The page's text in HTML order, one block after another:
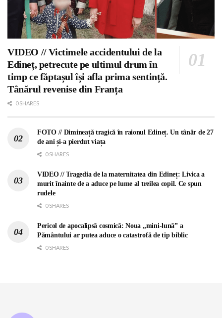
VIDEO // Victimele accidentului de la
Edineț, petrecute pe ultimul drum în
timp ce făptașul își afla prima sentință.
Tânărul revenise din Franța
0 SHARES
FOTO // Dimineață tragică în raionul Edineț. Un tânăr de 27
de ani și-a pierdut viața
0 SHARES
VIDEO // Tragedia de la maternitatea din Edineț: Livica a
murit înainte de a aduce pe lume al treilea copil. Ce spun
rudele
0 SHARES
Pericol de apocalipsă cosmică: Noua „mini-lună” a
Pământului ar putea aduce o catastrofă de tip biblic
0 SHARES